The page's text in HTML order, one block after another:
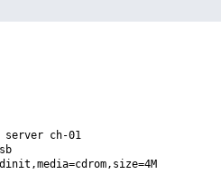
server ch-01